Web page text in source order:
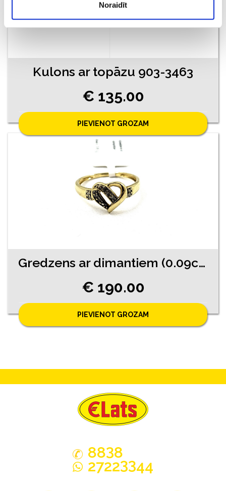
Noraidīt
Kulons ar topāzu 903-3463
€ 135.00
PIEVIENOT GROZAM
Gredzens ar dimantiem (0.09ct) 2740-4561
€ 190.00
PIEVIENOT GROZAM
8838
27223344